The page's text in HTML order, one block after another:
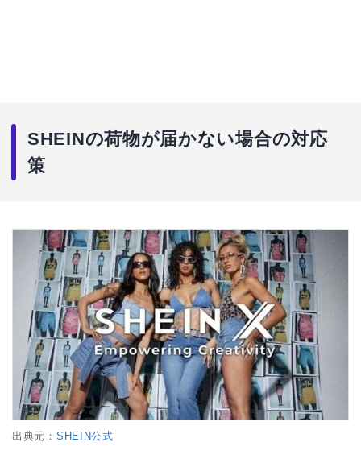
SHEINの荷物が届かない場合の対応
策
出典元： SHEIN公式